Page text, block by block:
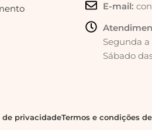
E-mail:
Segunda a
Sábado
de privacidadeTermos e condições